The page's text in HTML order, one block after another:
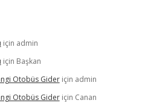
için admin
için Başkan
Otobüs Gideriçin admin
Otobüs Gideriçin Canan